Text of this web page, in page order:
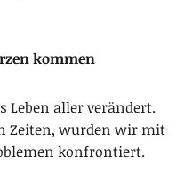
kommen
Leben aller verändert.
Zeiten, wurden wir mit
konfrontiert.